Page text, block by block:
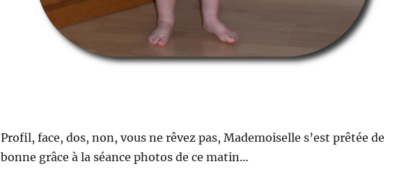
Profil, face, dos, non, vous ne rêvez pas, Mademoiselle s’est prêtée de
bonne grâce à la séance photos de ce matin…